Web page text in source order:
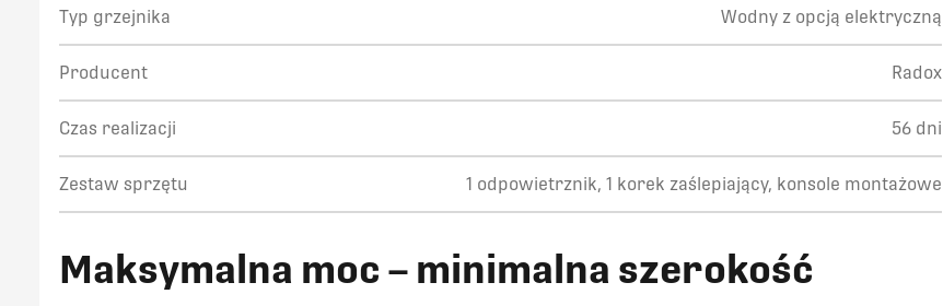
Typ grzejnika Wodny z opcją elektryczną
Producent Radox
Czas realizacji 56 dni
Zestaw sprzętu 1 odpowietrznik, 1 korek zaślepiający, konsole montażowe
Maksymalna moc – minimalna szerokość